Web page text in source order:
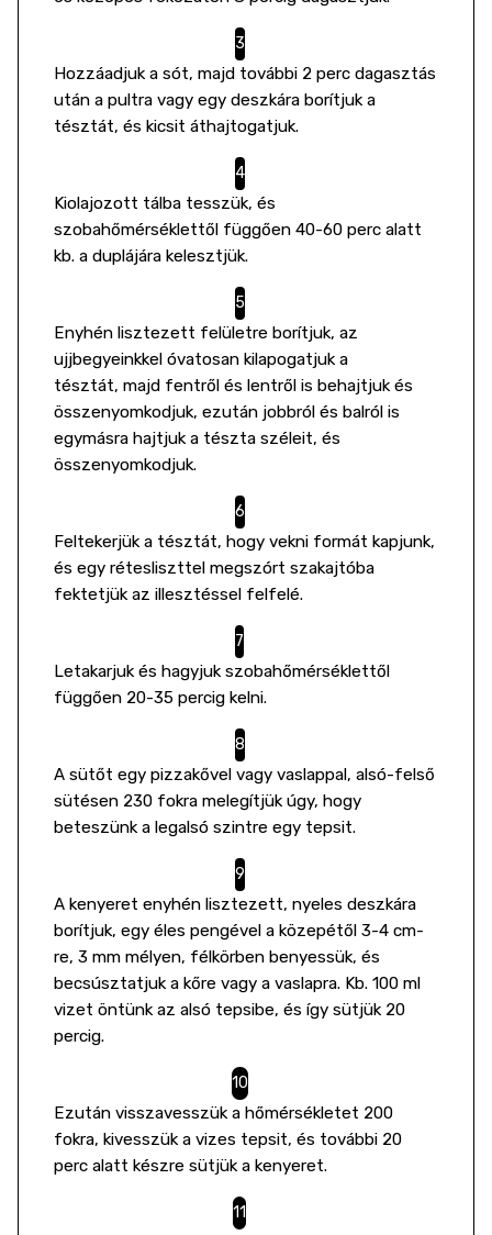
Hozzáadjuk a sót, majd további 2 perc dagasztás
után a pultra vagy egy deszkára borítjuk a
tésztát, és kicsit áthajtogatjuk.
Kiolajozott tálba tesszük, és
szobahőmérséklettől függően 40-60 perc alatt
kb. a duplájára kelesztjük.
Enyhén lisztezett felületre borítjuk, az
ujjbegyeinkkel óvatosan kilapogatjuk a
tésztát, majd fentről és lentről is behajtjuk és
összenyomkodjuk, ezután jobbról és balról is
egymásra hajtjuk a tészta széleit, és
összenyomkodjuk.
Feltekerjük a tésztát, hogy vekni formát kapjunk,
és egy rétesliszttel megszórt szakajtóba
fektetjük az illesztéssel felfelé.
Letakarjuk és hagyjuk szobahőmérséklettől
függően 20-35 percig kelni.
A sütőt egy pizzakővel vagy vaslappal, alsó-felső
sütésen 230 fokra melegítjük úgy, hogy
beteszünk a legalsó szintre egy tepsit.
A kenyeret enyhén lisztezett, nyeles deszkára
borítjuk, egy éles pengével a közepétől 3-4 cm-
re, 3 mm mélyen, félkörben benyessük, és
becsúsztatjuk a kőre vagy a vaslapra. Kb. 100 ml
vizet öntünk az alsó tepsibe, és így sütjük 20
percig.
Ezután visszavesszük a hőmérsékletet 200
fokra, kivesszük a vizes tepsit, és további 20
perc alatt készre sütjük a kenyeret.